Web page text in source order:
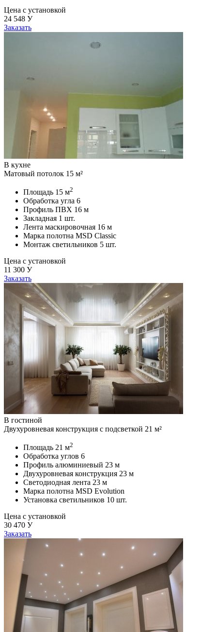
Цена с установкой
24 548 У
Заказать
В кухне
Матовый потолок 15 м²
Площадь 15 м2
Обработка угла 6
Профиль ПВХ 16 м
Закладная 1 шт.
Лента маскировочная 16 м
Марка полотна MSD Classic
Монтаж светильников 5 шт.
Цена с установкой
11 300 У
Заказать
В гостиной
Двухуровневая конструкция с подсветкой 21 м²
Площадь 21 м2
Обработка углов 6
Профиль алюминиевый 23 м
Двухуровневая конструкция 23 м
Светодиодная лента 23 м
Марка полотна MSD Evolution
Установка светильников 10 шт.
Цена с установкой
30 470 У
Заказать